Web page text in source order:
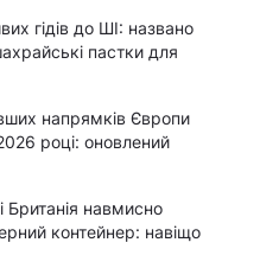
гідів до ШІ: названо
пастки для
напрямків Європи
році: оновлений
Британія навмисно
контейнер: навіщо